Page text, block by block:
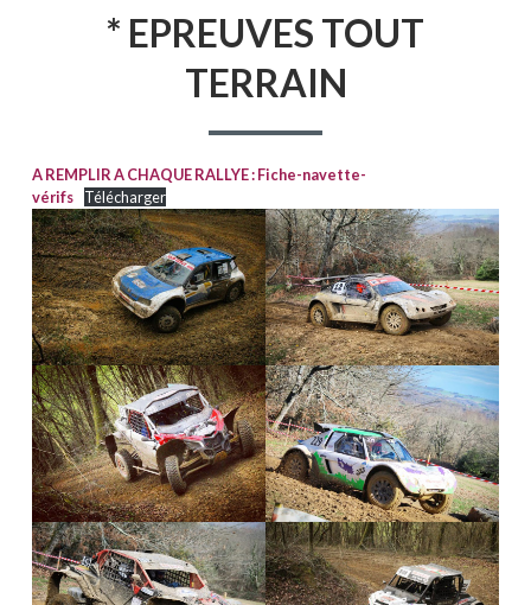
D'ARIANE
* EPREUVES TOUT
TERRAIN
A REMPLIR A CHAQUE RALLYE : Fiche-navette-
vérifs
Télécharger